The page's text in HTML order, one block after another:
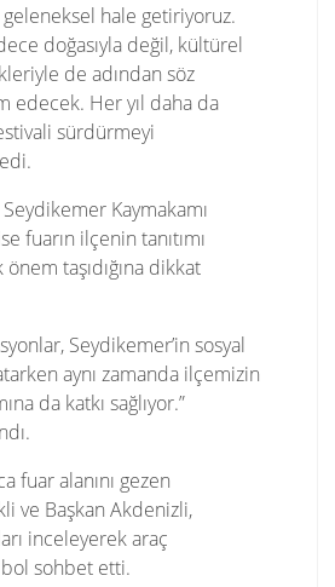
geleneksel hale getiriyoruz.
doğasıyla değil, kültürel
de adından söz
edecek. Her yıl daha da
sürdürmeyi
Kaymakamı
fuarın ilçenin tanıtımı
önem taşıdığına dikkat
Seydikemer’in sosyal
aynı zamanda ilçemizin
da katkı sağlıyor.”
fuar alanını gezen
ve Başkan Akdenizli,
inceleyerek araç
sohbet etti.